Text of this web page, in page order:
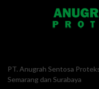
PT. Anugrah Sentosa
Semarang dan Surabaya